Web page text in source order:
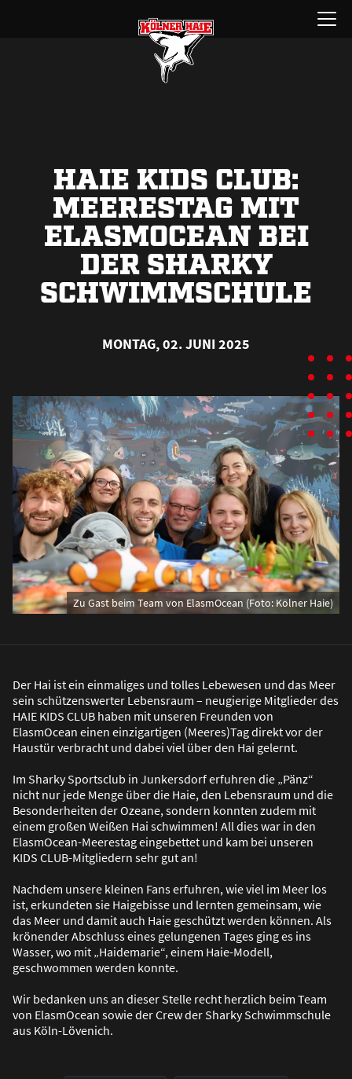
Menü
öffnen
HAIE KIDS CLUB:
MEERESTAG MIT
ELASMOCEAN BEI
DER SHARKY
SCHWIMMSCHULE
MONTAG, 02. JUNI 2025
Zu Gast beim Team von ElasmOcean (Foto: Kölner Haie)
Der Hai ist ein einmaliges und tolles Lebewesen und das Meer
sein schützenswerter Lebensraum – neugierige Mitglieder des
HAIE KIDS CLUB haben mit unseren Freunden von
ElasmOcean einen einzigartigen (Meeres)Tag direkt vor der
Haustür verbracht und dabei viel über den Hai gelernt.
Im Sharky Sportsclub in Junkersdorf erfuhren die „Pänz“
nicht nur jede Menge über die Haie, den Lebensraum und die
Besonderheiten der Ozeane, sondern konnten zudem mit
einem großen Weißen Hai schwimmen! All dies war in den
ElasmOcean-Meerestag eingebettet und kam bei unseren
KIDS CLUB-Mitgliedern sehr gut an!
Nachdem unsere kleinen Fans erfuhren, wie viel im Meer los
ist, erkundeten sie Haigebisse und lernten gemeinsam, wie
das Meer und damit auch Haie geschützt werden können. Als
krönender Abschluss eines gelungenen Tages ging es ins
Wasser, wo mit „Haidemarie“, einem Haie-Modell,
geschwommen werden konnte.
Wir bedanken uns an dieser Stelle recht herzlich beim Team
von ElasmOcean sowie der Crew der Sharky Schwimmschule
aus Köln-Lövenich.